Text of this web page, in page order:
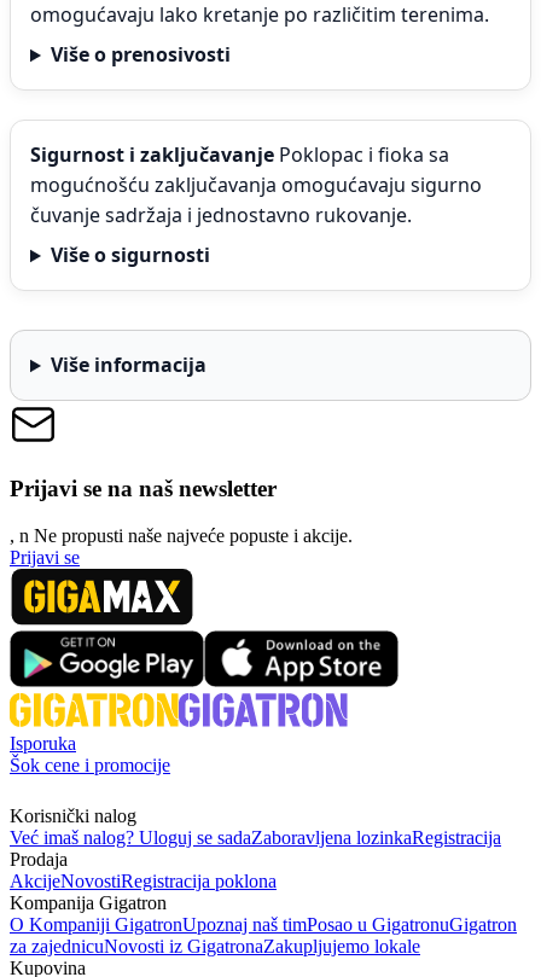
omogućavaju lako kretanje po različitim terenima.
Više o prenosivosti
Sigurnost i zaključavanje Poklopac i fioka sa
mogućnošću zaključavanja omogućavaju sigurno
čuvanje sadržaja i jednostavno rukovanje.
Više o sigurnosti
Više informacija
Prijavi se na naš newsletter
, n Ne propusti naše najveće popuste i akcije.
Prijavi se
Isporuka
Šok cene i promocije
Korisnički nalog
Već imaš nalog? Uloguj se sadaZaboravljena lozinkaRegistracija
Prodaja
AkcijeNovostiRegistracija poklona
Kompanija Gigatron
O Kompaniji GigatronUpoznaj naš timPosao u GigatronuGigatron
za zajednicuNovosti iz GigatronaZakupljujemo lokale
Kupovina